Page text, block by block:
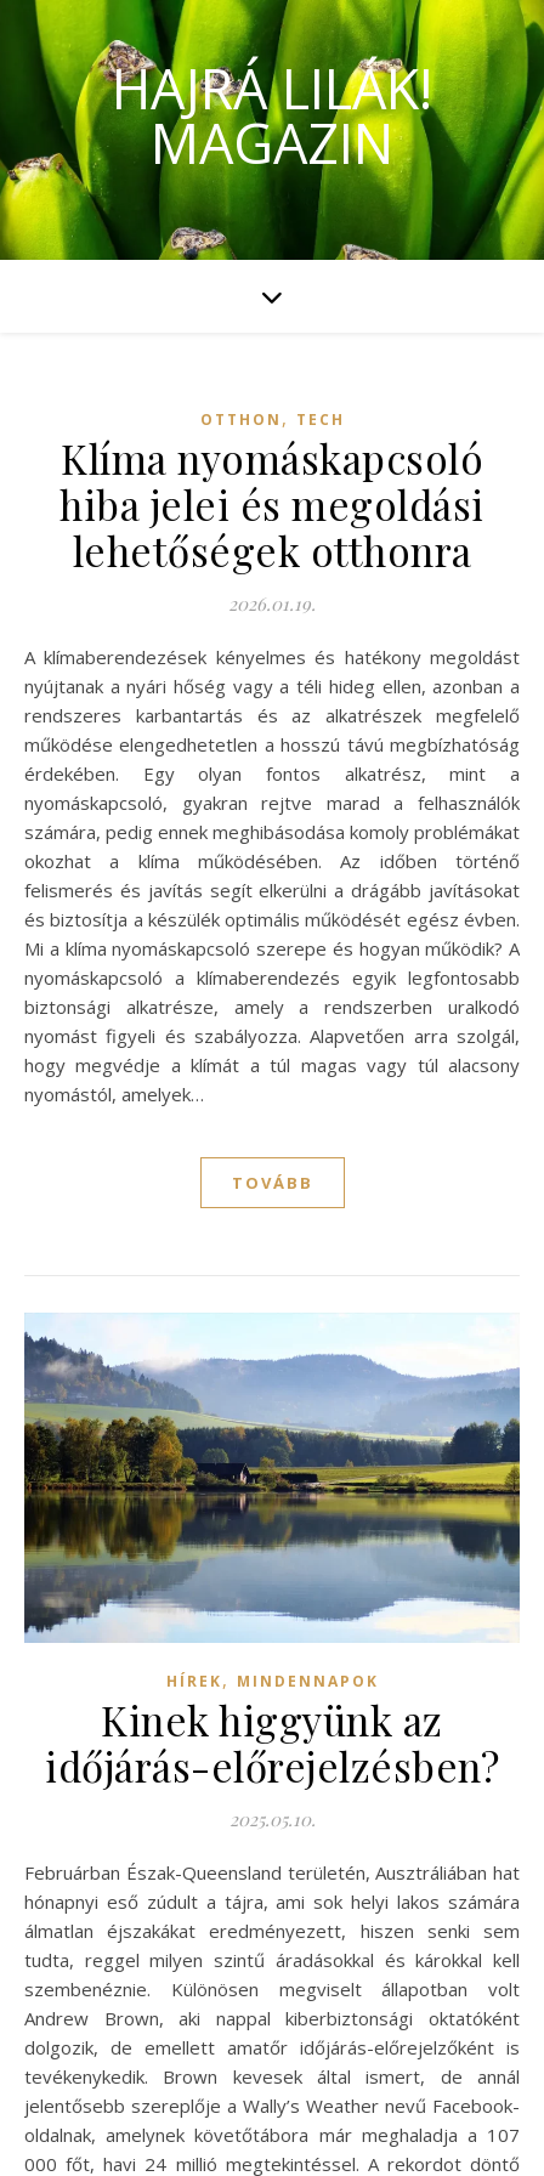
HAJRÁ LILÁK!
MAGAZIN
OTTHON , TECH
Klíma nyomáskapcsoló
hiba jelei és megoldási
lehetőségek otthonra
2026.01.19.
A klímaberendezések kényelmes és hatékony megoldást
nyújtanak a nyári hőség vagy a téli hideg ellen, azonban a
rendszeres karbantartás és az alkatrészek megfelelő
működése elengedhetetlen a hosszú távú megbízhatóság
érdekében. Egy olyan fontos alkatrész, mint a
nyomáskapcsoló, gyakran rejtve marad a felhasználók
számára, pedig ennek meghibásodása komoly problémákat
okozhat a klíma működésében. Az időben történő
felismerés és javítás segít elkerülni a drágább javításokat
és biztosítja a készülék optimális működését egész évben.
Mi a klíma nyomáskapcsoló szerepe és hogyan működik? A
nyomáskapcsoló a klímaberendezés egyik legfontosabb
biztonsági alkatrésze, amely a rendszerben uralkodó
nyomást figyeli és szabályozza. Alapvetően arra szolgál,
hogy megvédje a klímát a túl magas vagy túl alacsony
nyomástól, amelyek…
TOVÁBB
HÍREK, MINDENNAPOK
Kinek higgyünk az
időjárás-előrejelzésben?
2025.05.10.
Februárban Észak-Queensland területén, Ausztráliában hat
hónapnyi eső zúdult a tájra, ami sok helyi lakos számára
álmatlan éjszakákat eredményezett, hiszen senki sem
tudta, reggel milyen szintű áradásokkal és károkkal kell
szembenéznie. Különösen megviselt állapotban volt
Andrew Brown, aki nappal kiberbiztonsági oktatóként
dolgozik, de emellett amatőr időjárás-előrejelzőként is
tevékenykedik. Brown kevesek által ismert, de annál
jelentősebb szereplője a Wally’s Weather nevű Facebook-
oldalnak, amelynek követőtábora már meghaladja a 107
000 főt, havi 24 millió megtekintéssel. A rekordot döntő